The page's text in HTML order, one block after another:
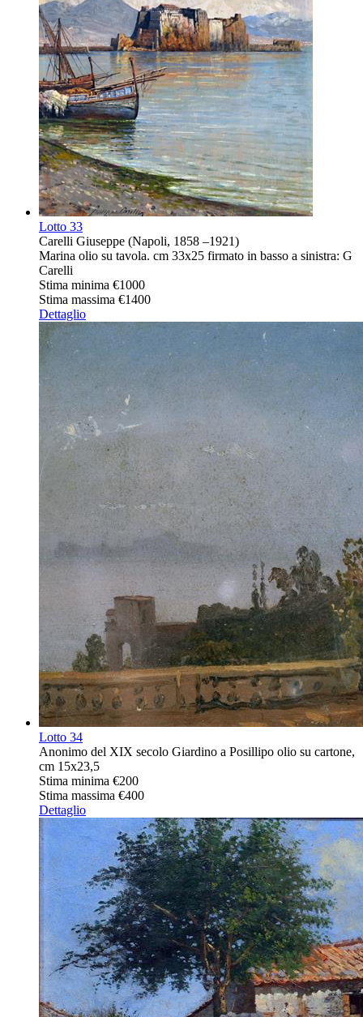
Lotto 33
Carelli Giuseppe (Napoli, 1858 –1921)
Marina olio su tavola. cm 33x25 firmato in basso a sinistra: G
Carelli
Stima minima €1000
Stima massima €1400
Dettaglio
Lotto 34
Anonimo del XIX secolo Giardino a Posillipo olio su cartone,
cm 15x23,5
Stima minima €200
Stima massima €400
Dettaglio